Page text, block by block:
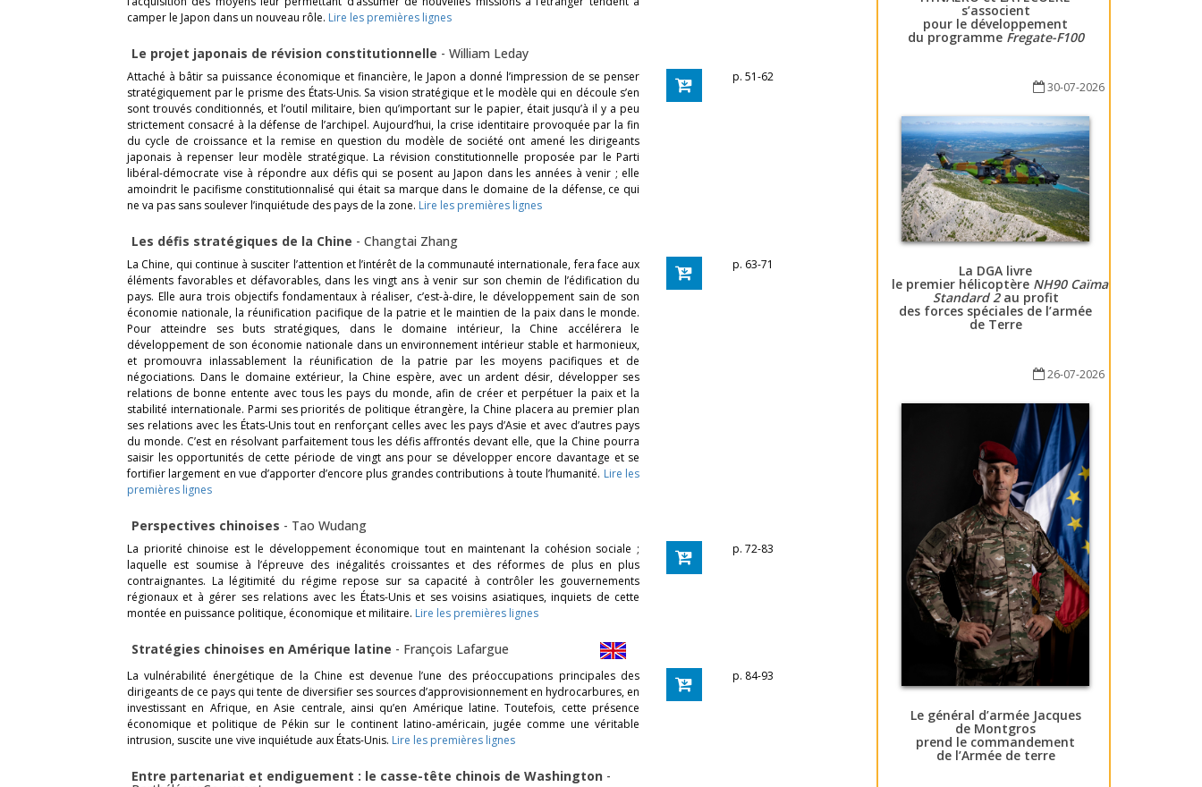
camper le Japon dans un nouveau rôle. Lire les premières lignes
Le projet japonais de révision constitutionnelle - William Leday
Attaché à bâtir sa puissance économique et financière, le Japon a donné l’impression de se penser
stratégiquement par le prisme des États-Unis. Sa vision stratégique et le modèle qui en découle s’en
sont trouvés conditionnés, et l’outil militaire, bien qu’important sur le papier, était jusqu’à il y a peu
strictement consacré à la défense de l’archipel. Aujourd’hui, la crise identitaire provoquée par la fin
du cycle de croissance et la remise en question du modèle de société ont amené les dirigeants
japonais à repenser leur modèle stratégique. La révision constitutionnelle proposée par le Parti
libéral-démocrate vise à répondre aux défis qui se posent au Japon dans les années à venir ; elle
amoindrit le pacifisme constitutionnalisé qui était sa marque dans le domaine de la défense, ce qui
ne va pas sans soulever l’inquiétude des pays de la zone. Lire les premières lignes
p. 51-62
Les défis stratégiques de la Chine - Changtai Zhang
La Chine, qui continue à susciter l’attention et l’intérêt de la communauté internationale, fera face aux
éléments favorables et défavorables, dans les vingt ans à venir sur son chemin de l’édification du
pays. Elle aura trois objectifs fondamentaux à réaliser, c’est-à-dire, le développement sain de son
économie nationale, la réunification pacifique de la patrie et le maintien de la paix dans le monde.
Pour atteindre ses buts stratégiques, dans le domaine intérieur, la Chine accélérera le
développement de son économie nationale dans un environnement intérieur stable et harmonieux,
et promouvra inlassablement la réunification de la patrie par les moyens pacifiques et de
négociations. Dans le domaine extérieur, la Chine espère, avec un ardent désir, développer ses
relations de bonne entente avec tous les pays du monde, afin de créer et perpétuer la paix et la
stabilité internationale. Parmi ses priorités de politique étrangère, la Chine placera au premier plan
ses relations avec les États-Unis tout en renforçant celles avec les pays d’Asie et avec d’autres pays
du monde. C’est en résolvant parfaitement tous les défis affrontés devant elle, que la Chine pourra
saisir les opportunités de cette période de vingt ans pour se développer encore davantage et se
fortifier largement en vue d’apporter d’encore plus grandes contributions à toute l’humanité. Lire les
premières lignes
p. 63-71
Perspectives chinoises - Tao Wudang
La priorité chinoise est le développement économique tout en maintenant la cohésion sociale ;
laquelle est soumise à l’épreuve des inégalités croissantes et des réformes de plus en plus
contraignantes. La légitimité du régime repose sur sa capacité à contrôler les gouvernements
régionaux et à gérer ses relations avec les États-Unis et ses voisins asiatiques, inquiets de cette
montée en puissance politique, économique et militaire. Lire les premières lignes
p. 72-83
Stratégies chinoises en Amérique latine - François Lafargue
La vulnérabilité énergétique de la Chine est devenue l’une des préoccupations principales des
dirigeants de ce pays qui tente de diversifier ses sources d’approvisionnement en hydrocarbures, en
investissant en Afrique, en Asie centrale, ainsi qu’en Amérique latine. Toutefois, cette présence
économique et politique de Pékin sur le continent latino-américain, jugée comme une véritable
intrusion, suscite une vive inquiétude aux États-Unis. Lire les premières lignes
p. 84-93
Entre partenariat et endiguement : le casse-tête chinois de Washington -
s’associent
pour le développement
du programme Fregate-F100
30-07-2026
La DGA livre
le premier hélicoptère NH90 Caïman
Standard 2au profit
des forces spéciales de l’armée
de Terre
26-07-2026
Le général d’armée Jacques
de Montgros
prend le commandement
de l’Armée de terre